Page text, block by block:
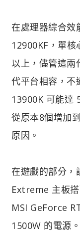
在處理器綜合
12900KF，單
以上，儘管這兩
代平台相容，不
13900K 可能達
從原本8個增加
原因。
在遊戲的部分，
Extreme 主板
MSI GeForce
1500W 的電源。